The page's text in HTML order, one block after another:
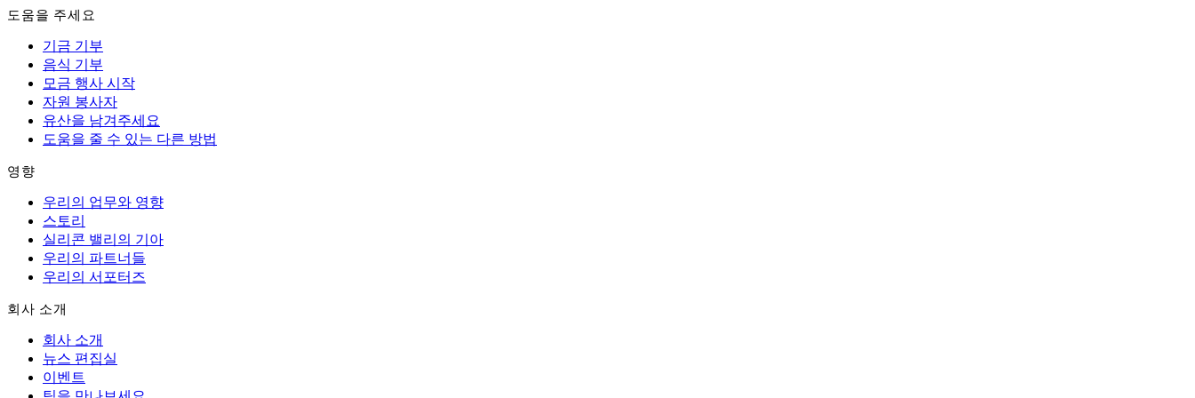
도움을 주세요
기금 기부
음식 기부
모금 행사 시작
자원 봉사자
유산을 남겨주세요
도움을 줄 수 있는 다른 방법
영향
우리의 업무와 영향
스토리
실리콘 밸리의 기아
우리의 파트너들
우리의 서포터즈
회사 소개
회사 소개
뉴스 편집실
이벤트